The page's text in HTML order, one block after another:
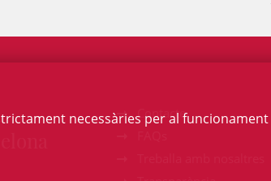
Contacte
necessàries per al